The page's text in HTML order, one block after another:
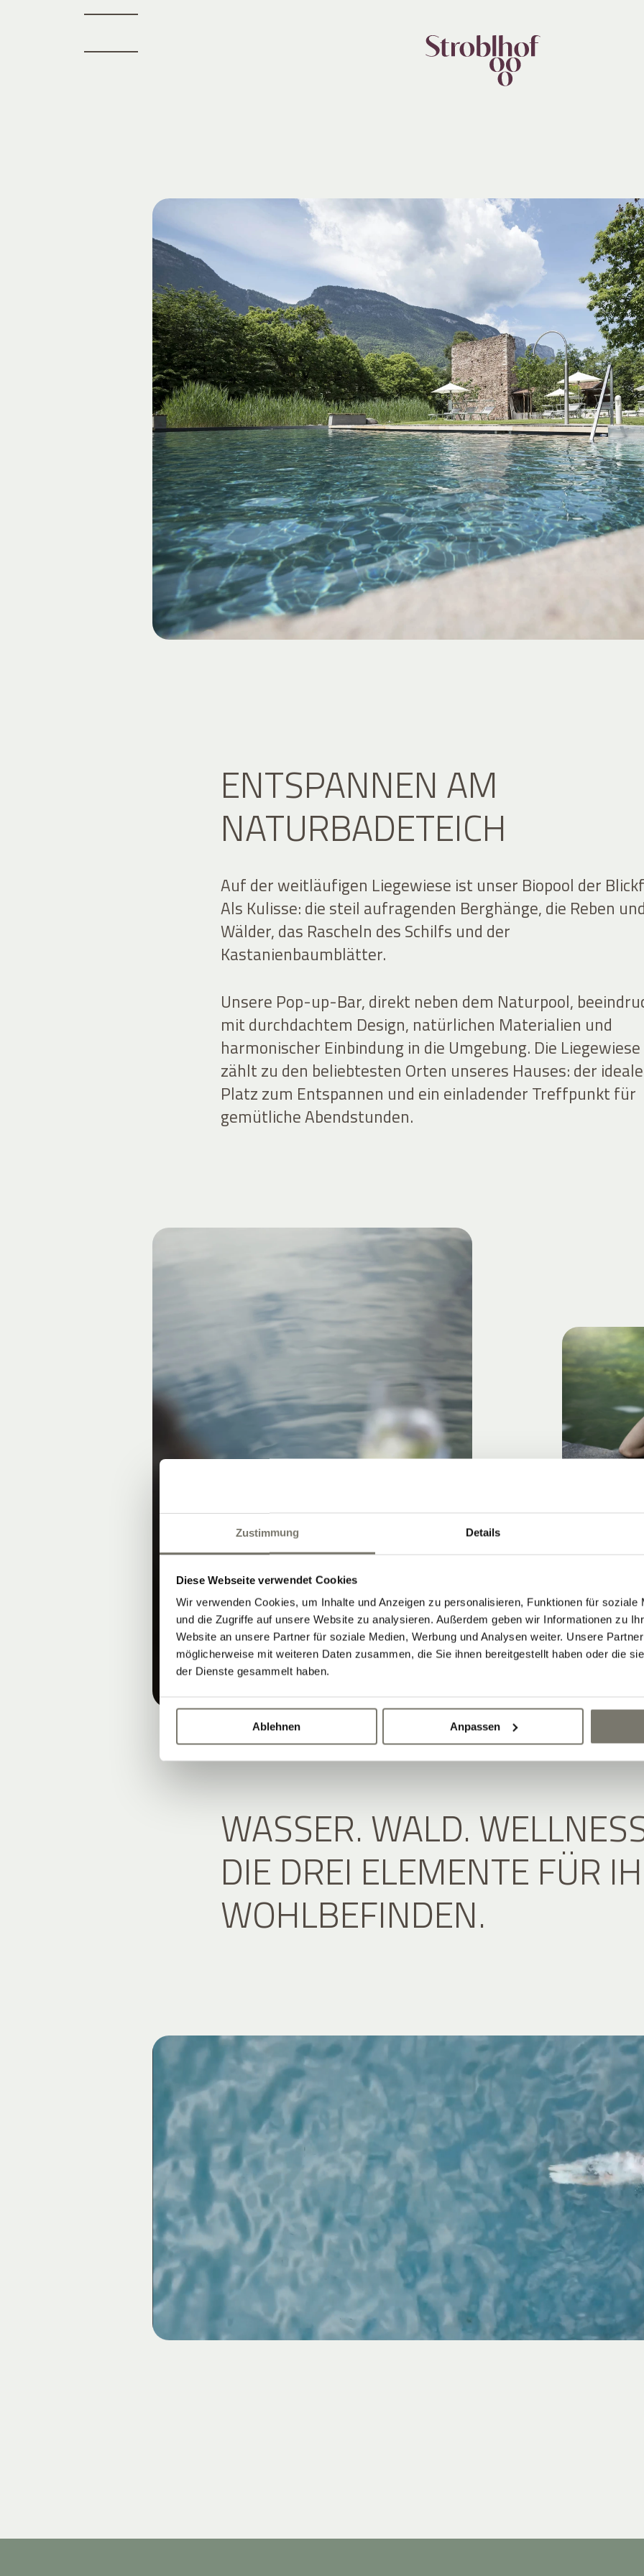
Zustimmung Details
Diese Webseite verwendet Cookies
Wir verwenden Cookies, um Inhalte und Anzeigen zu personalisieren, Funktionen für soziale
und die Zugriffe auf unsere Website zu analysieren. Außerdem geben wir Informationen zu
Website an unsere Partner für soziale Medien, Werbung und Analysen weiter. Unsere
möglicherweise mit weiteren Daten zusammen, die Sie ihnen bereitgestellt haben oder die
der Dienste gesammelt haben.
Ablehnen Anpassen
ENTSPANNEN AM
NATURBADETEICH
Auf der weitläufigen Liegewiese ist unser Biopool der
Als Kulisse: die steil aufragenden Berghänge, die Reben
Wälder, das Rascheln des Schilfs und der
Kastanienbaumblätter.
Unsere Pop-up-Bar, direkt neben dem Naturpool,
mit durchdachtem Design, natürlichen Materialien und
harmonischer Einbindung in die Umgebung. Die Liegewiese
zählt zu den beliebtesten Orten unseres Hauses: der ideale
Platz zum Entspannen und ein einladender Treffpunkt für
gemütliche Abendstunden.
WASSER. WALD.
DIE DREI ELEMENTE FÜR
WOHLBEFINDEN.